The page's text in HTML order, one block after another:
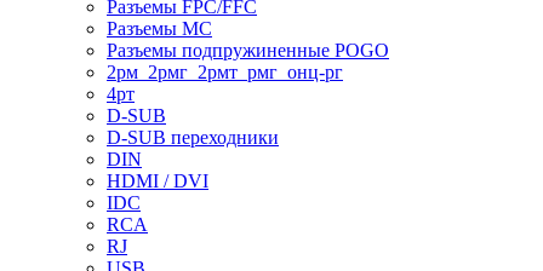
Разъемы FPC/FFC
Разъемы MC
Разъемы подпружиненные POGO
2рм_2рмг_2рмт_рмг_онц-рг
4рт
D-SUB
D-SUB переходники
DIN
HDMI / DVI
IDC
RCA
RJ